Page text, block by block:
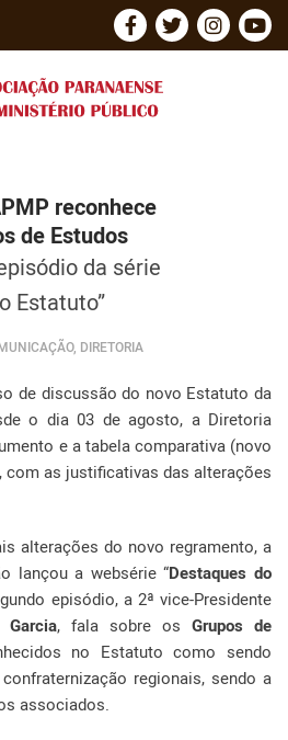
reconhece
de Estudos
da série
Estatuto”
DIRETORIA
de discussão do novo Estatuto da
o dia 03 de agosto, a Diretoria
e a tabela comparativa (novo
as justificativas das alterações
alterações do novo regramento, a
lançou a websérie “Destaques do
episódio, a 2ª vice-Presidente
, fala sobre os Grupos de
no Estatuto como sendo
regionais, sendo a
associados.